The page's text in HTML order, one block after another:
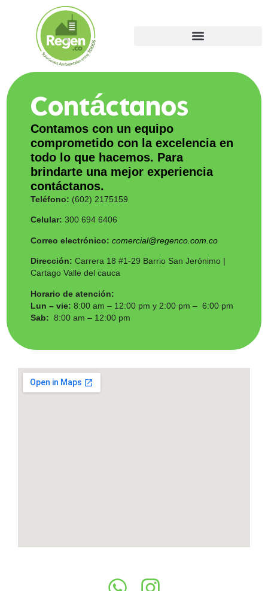
Contáctanos
Contamos con un equipo
comprometido con la excelencia en
todo lo que hacemos. Para
brindarte una mejor experiencia
contáctanos.
Teléfono: (602) 2175159
Celular: 300 694 6406
Correo electrónico: comercial@regenco.com.co
Dirección: Carrera 18 #1-29 Barrio San Jerónimo |
Cartago Valle del cauca
Horario de atención:
Lun – vie: 8:00 am – 12:00 pm y 2:00 pm – 6:00 pm
Sab: 8:00 am – 12:00 pm